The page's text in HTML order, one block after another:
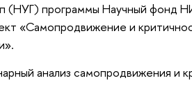
(НУГ) программы Научный фонд
«Самопродвижение и
анализ самопродвижения и